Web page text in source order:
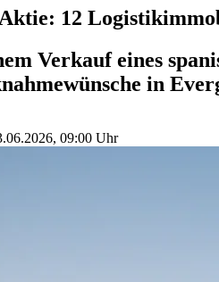
12
Verkauf eines
in
09:00 Uhr